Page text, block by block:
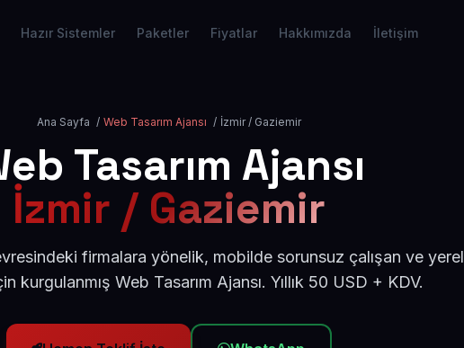
Hazır Sistemler Paketler Fiyatlar Hakkımızda İletişim
Ana Sayfa / Web Tasarım Ajansı / İzmir / Gaziemir
Tasarım Ajansı
İzmir / Gaziemir
firmalara yönelik, mobilde sorunsuz çalışan ve yerel
kurgulanmış Web Tasarım Ajansı. Yıllık 50 USD + KDV.